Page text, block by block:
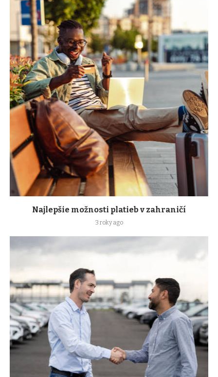
Najlepšie možnosti platieb v zahraničí
3 roky ago